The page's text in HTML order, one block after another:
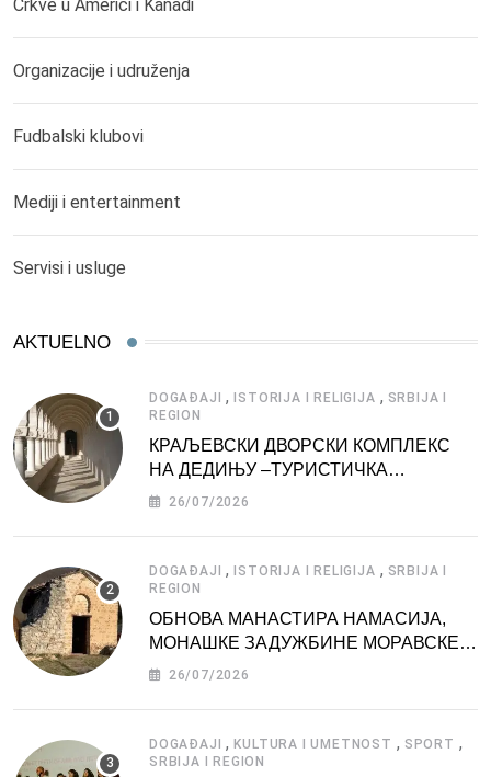
Crkve u Americi i Kanadi
Organizacije i udruženja
Fudbalski klubovi
Mediji i entertainment
Servisi i usluge
AKTUELNO
DOGAĐAJI , ISTORIJA I RELIGIJA , SRBIJA I
REGION
КРАЉЕВСКИ ДВОРСКИ КОМПЛЕКС
НА ДЕДИЊУ –ТУРИСТИЧКА
АТРАКЦИЈА
26/07/2026
DOGAĐAJI , ISTORIJA I RELIGIJA , SRBIJA I
REGION
ОБНОВА МАНАСТИРА НАМАСИЈА,
МОНАШКЕ ЗАДУЖБИНЕ МОРАВСКЕ
СРБИЈЕ
26/07/2026
DOGAĐAJI ,KULTURA I UMETNOST , SPORT ,
SRBIJA I REGION